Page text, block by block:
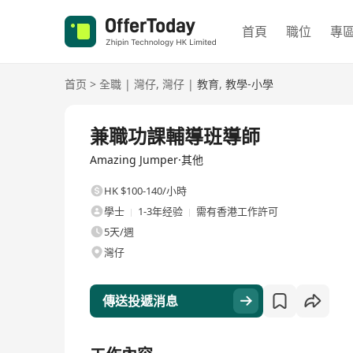
首頁 職位 專
首页 > 全職 | 灣仔, 灣仔 | 教育, 教學-小學
兼職功課輔導班導師
Amazing Jumper·其他
HK $100-140/小時
學士
1-3年经验
需有香港工作許可
5天/週
灣仔
傳送投遞消息